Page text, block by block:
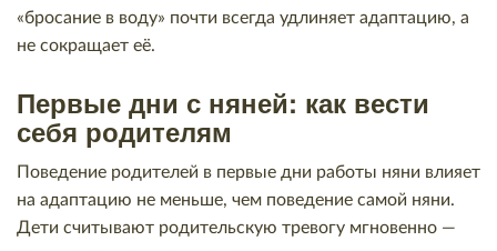
«бросание в воду» почти всегда удлиняет адаптацию, а
не сокращает её.
Первые дни с няней: как вести
себя родителям
Поведение родителей в первые дни работы няни влияет
на адаптацию не меньше, чем поведение самой няни.
Дети считывают родительскую тревогу мгновенно —